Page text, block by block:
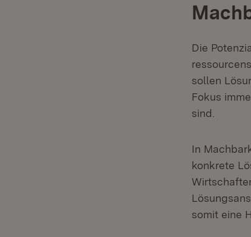
Die
sollen
Fokus
sind.
In
konkrete
somit eine